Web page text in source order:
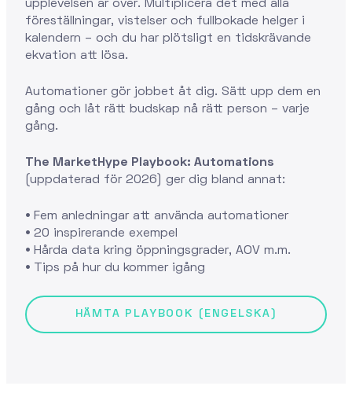
upplevelsen är över. Multiplicera det med alla
föreställningar, vistelser och fullbokade helger i
kalendern – och du har plötsligt en tidskrävande
ekvation att lösa.
Automationer gör jobbet åt dig. Sätt upp dem en
gång och låt rätt budskap nå rätt person – varje
gång.
The MarketHype Playbook: Automations
(uppdaterad för 2026) ger dig bland annat:
• Fem anledningar att använda automationer
• 20 inspirerande exempel
• Hårda data kring öppningsgrader, AOV m.m.
•
Tips på hur du kommer igång